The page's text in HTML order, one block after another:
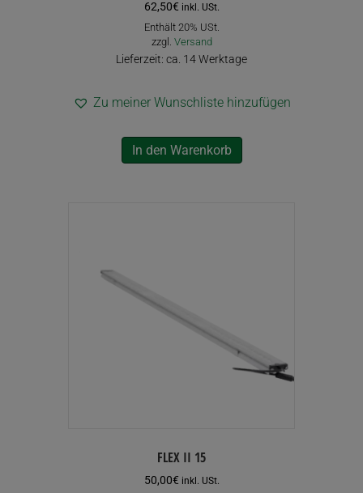
62,50€ inkl. USt.
Enthält 20% USt.
zzgl. Versand
Lieferzeit: ca. 14 Werktage
Zu meiner Wunschliste hinzufügen
In den Warenkorb
FLEX II 15
50,00€ inkl. USt.